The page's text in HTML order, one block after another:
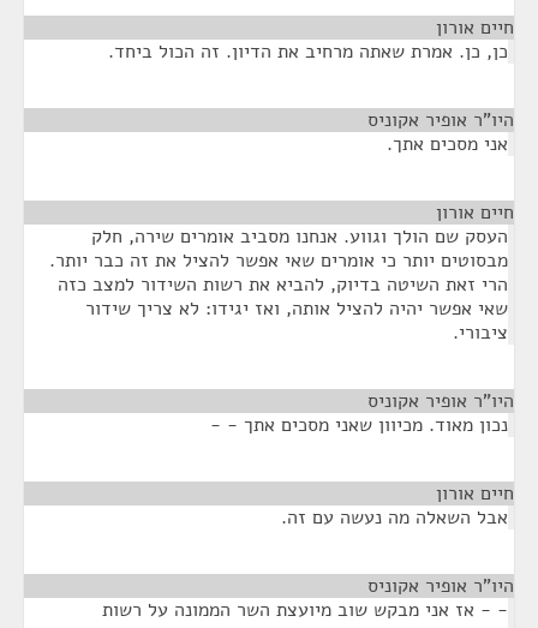
חיים אורון
כן, כן. אמרת שאתה מרחיב את הדיון. זה הכול ביחד.
היו"ר אופיר אקוניס
אני מסכים אתך.
חיים אורון
העסק שם הולך וגווע. אנחנו מסביב אומרים שירה, חלק
מבסוטים יותר כי אומרים שאי אפשר להציל את זה כבר יותר.
הרי זאת השיטה בדיוק, להביא את רשות השידור למצב כזה
שאי אפשר יהיה להציל אותה, ואז יגידו: לא צריך שידור
ציבורי.
היו"ר אופיר אקוניס
נכון מאוד. מכיוון שאני מסכים אתך - -
חיים אורון
אבל השאלה מה נעשה עם זה.
היו"ר אופיר אקוניס
- - אז אני מבקש שוב מיועצת השר הממונה על רשות